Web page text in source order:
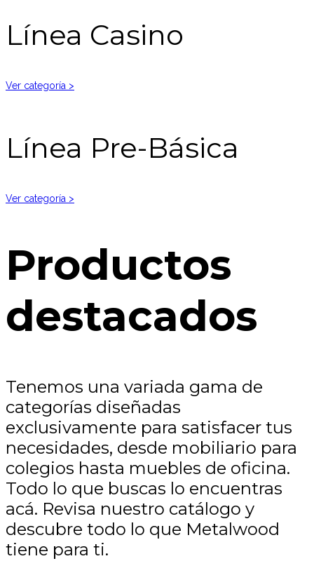
Línea Casino
Ver categoría >
Línea Pre-Básica
Ver categoría >
Productos
destacados
Tenemos una variada gama de
categorías diseñadas
exclusivamente para satisfacer tus
necesidades, desde mobiliario para
colegios hasta muebles de oficina.
Todo lo que buscas lo encuentras
acá. Revisa nuestro catálogo y
descubre todo lo que Metalwood
tiene para ti.